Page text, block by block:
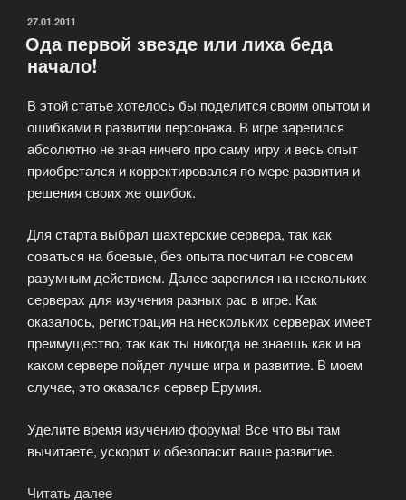
—
ОПУБЛИКОВАНО
27.01.2011
Ода первой звезде или лиха беда
начало!
В этой статье хотелось бы поделится своим опытом и
ошибками в развитии персонажа. В игре зарегился
абсолютно не зная ничего про саму игру и весь опыт
приобретался и корректировался по мере развития и
решения своих же ошибок.
Для старта выбрал шахтерские сервера, так как
соваться на боевые, без опыта посчитал не совсем
разумным действием. Далее зарегился на нескольких
серверах для изучения разных рас в игре. Как
оказалось, регистрация на нескольких серверах имеет
преимущество, так как ты никогда не знаешь как и на
каком сервере пойдет лучше игра и развитие. В моем
случае, это оказался сервер Ерумия.
Уделите время изучению форума! Все что вы там
вычитаете, ускорит и обезопасит ваше развитие.
Читать далее